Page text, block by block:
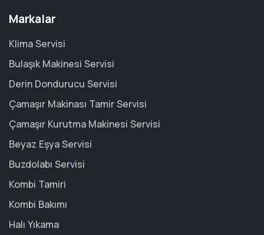
Markalar
Klima Servisi
Bulaşık Makinesi Servisi
Derin Dondurucu Servisi
Çamaşır Makinası Tamir Servisi
Çamaşır Kurutma Makinesi Servisi
Beyaz Eşya Servisi
Buzdolabı Servisi
Kombi Tamiri
Kombi Bakımı
Halı Yıkama